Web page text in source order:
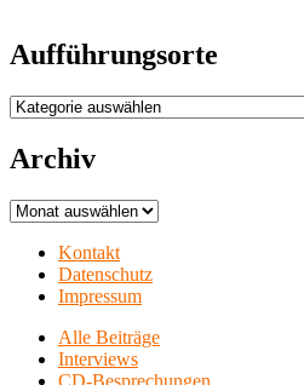
Aufführungsorte
Aufführungsorte
Archiv
Archiv
Kontakt
Datenschutz
Impressum
Alle Beiträge
Interviews
CD-Besprechungen